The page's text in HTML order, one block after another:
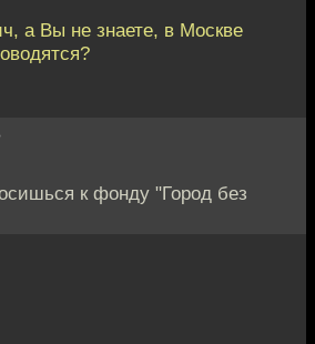
а Вы не знаете, в Москве
к фонду "Город без